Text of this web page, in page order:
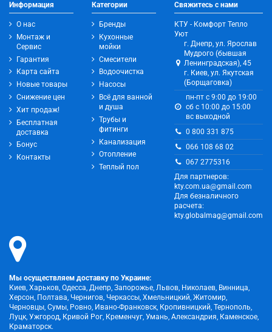
Информация
О нас
Монтаж и
Сервис
Гарантия
Карта сайта
Новые товары
Снижение цен
Хит продаж!
Бесплатная
доставка
Бонус
Контакты
Категории
Бренды
Кухонные
мойки
Смесители
Водоочистка
Насосы
Всё для ванной
и душа
Трубы и
фитинги
Канализация
Отопление
Теплый пол
Свяжитесь с нами
КТУ - Комфорт Тепло
Уют
г. Днепр, ул. Ярослав
Мудрого (бывшая
Ленинградская), 45
г. Киев, ул. Якутская
(Борщаговка)
пн-пт с 9:00 до 19:00
сб с 10:00 до 15:00
вс выходной
0 800 331 875
066 108 68 02
067 2775316
Для партнеров:
kty.com.ua@gmail.com
Для безналичного
расчета:
kty.globalmag@gmail.com
Мы осуществляем доставку по Украине:
Киев, Харьков, Одесса, Днепр, Запорожье, Львов, Николаев, Винница,
Херсон, Полтава, Чернигов, Черкассы, Хмельницкий, Житомир,
Черновцы, Сумы, Ровно, Ивано-Франковск, Кропивницкий, Тернополь,
Луцк, Ужгород, Кривой Рог, Кременчуг, Умань, Александрия, Каменское,
Краматорск.